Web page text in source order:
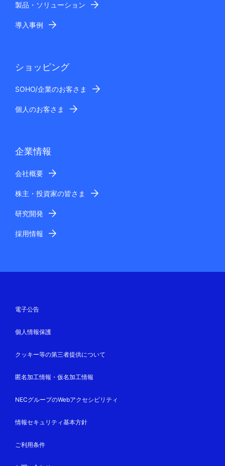
製品・ソリューション
導入事例
ショッピング
SOHO/企業のお客さま
個人のお客さま
企業情報
会社概要
株主・投資家の皆さま
研究開発
採用情報
電子公告
個人情報保護
クッキー等の第三者提供について
匿名加工情報・仮名加工情報
NECグループのWebアクセシビリティ
情報セキュリティ基本方針
ご利用条件